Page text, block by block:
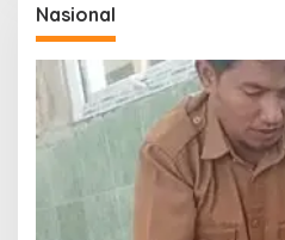
Nasional